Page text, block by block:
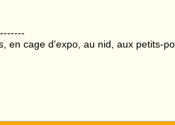
en cage d'expo, au nid, aux petits-